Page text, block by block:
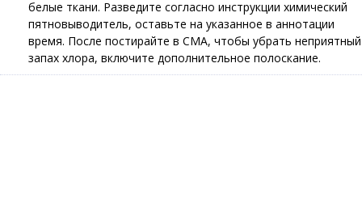
белые ткани. Разведите согласно инструкции химический
пятновыводитель, оставьте на указанное в аннотации
время. После постирайте в СМА, чтобы убрать неприятный
запах хлора, включите дополнительное полоскание.